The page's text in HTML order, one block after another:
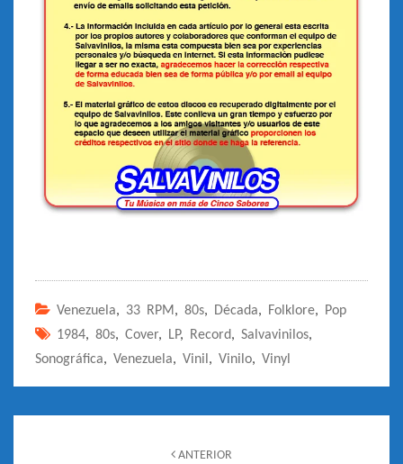
Venezuela, 33 RPM , 80s, Década, Folklore,
Pop
1984, 80s, Cover, LP, Record, Salvavinilos,
Sonográfica, Venezuela, Vinil , Vinilo, Vinyl
ANTERIOR